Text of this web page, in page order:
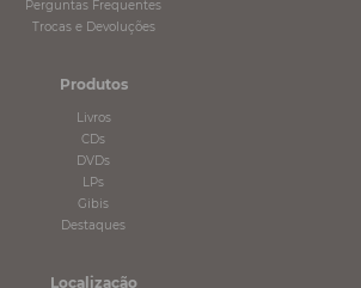
Perguntas Frequentes
Trocas e Devoluções
Produtos
Livros
CDs
DVDs
LPs
Gibis
Destaques
Localização